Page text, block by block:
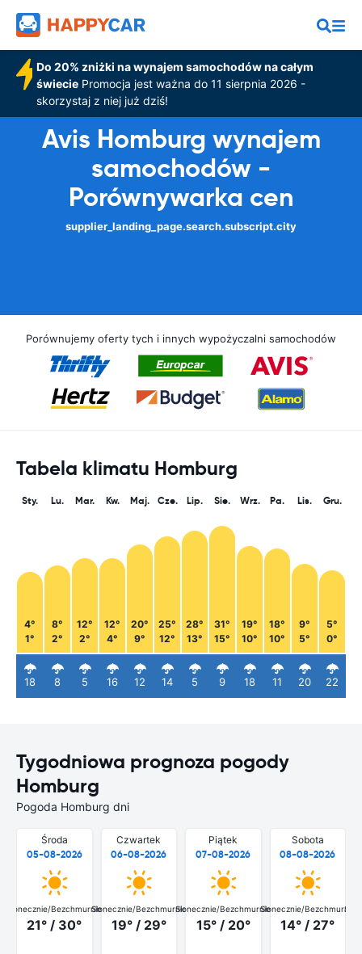
Do 20% zniżki na wynajem samochodów na całym
świeciePromocja jest ważna do 11 sierpnia 2026 -
skorzystaj z niej już dziś!
Avis Homburg wynajem
samochodów -
Porównywarka cen
supplier_landing_page.search.subscript.city
Porównujemy oferty tych i innych wypożyczalni samochodów
Tabela klimatu Homburg
Sty.
4°
1°
18
Lu.
8°
2°
8
Mar.
12°
2°
5
Kw.
12°
4°
16
Maj.
20°
9°
12
Cze.
25°
12°
14
Lip.
28°
13°
5
Sie.
31°
15°
9
Wrz.
19°
10°
18
Pa.
18°
10°
11
Lis.
9°
5°
20
Gru.
5°
0°
22
Tygodniowa prognoza pogody
Homburg
Pogoda Homburg dni
Środa
05-08-2026
Słonecznie/Bezchmurnie
21° / 30°
Czwartek
06-08-2026
Słonecznie/Bezchmurnie
19° / 29°
Piątek
07-08-2026
Słonecznie/Bezchmurnie
15° / 20°
Sobota
08-08-2026
Słonecznie/Bezchmurnie
14° / 27°